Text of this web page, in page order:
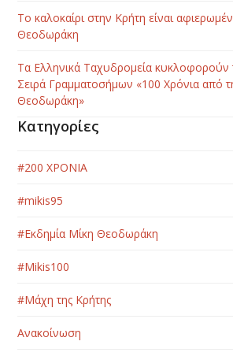
Το καλοκαίρι στην Κρήτη είναι
Θεοδωράκη
Τα Ελληνικά Ταχυδρομεία κυκλοφορούν
Σειρά Γραμματοσήμων «100 Χρόνια από
Θεοδωράκη»
Κατηγορίες
#200 ΧΡΟΝΙΑ
#mikis95
#Εκδημία Μίκη Θεοδωράκη
#Μikis100
#Μάχη της Κρήτης
Ανακοίνωση